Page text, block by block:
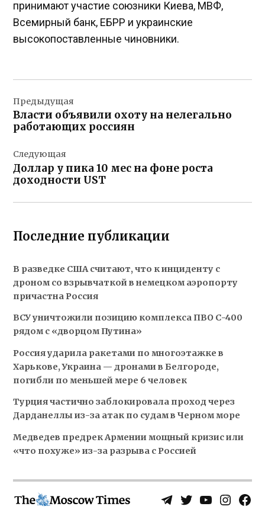
принимают участие союзники Киева, МВФ,
Всемирный банк, ЕБРР и украинские
высокопоставленные чиновники.
по
записям
Предыдущая
Власти объявили охоту на нелегально
работающих россиян
Следующая
Доллар у пика 10 мес на фоне роста
доходности UST
Последние публикации
В разведке США считают, что к инциденту с
дроном со взрывчаткой в немецком аэропорту
причастна Россия
ВСУ уничтожили позицию комплекса ПВО С-400
рядом с «дворцом Путина»
Россия ударила ракетами по многоэтажке в
Харькове, Украина — дронами в Белгороде,
погибли по меньшей мере 6 человек
Турция частично заблокировала проход через
Дарданеллы из-за атак по судам в Черном море
Медведев предрек Армении мощный кризис или
«что похуже» из-за разрыва с Россией
Telegram
TwitterYouTubeInstagram